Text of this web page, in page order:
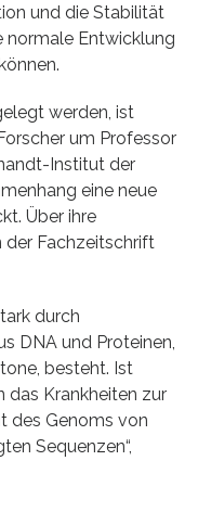
und die Stabilität
normale Entwicklung
werden, ist
um Professor
Institut der
eine neue
Über ihre
der Fachzeitschrift
durch
DNA und Proteinen,
besteht. Ist
das Krankheiten zur
des Genoms von
Sequenzen“,